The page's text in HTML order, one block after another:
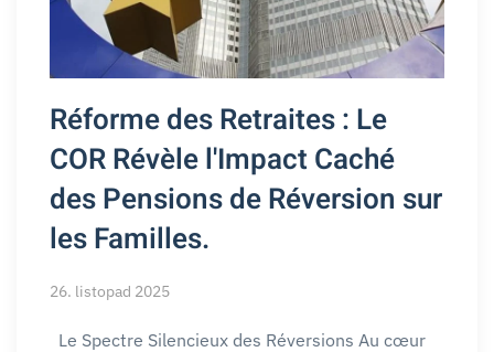
Réforme des Retraites : Le
COR Révèle l'Impact Caché
des Pensions de Réversion sur
les Familles.
26. listopad 2025
Le Spectre Silencieux des Réversions Au cœur